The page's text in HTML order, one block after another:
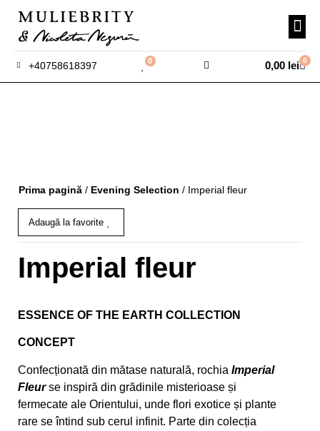
+40758618397 0 0,00 lei 0
Prima pagină / Evening Selection / Imperial fleur
Adaugă la favorite
Imperial fleur
ESSENCE OF THE EARTH COLLECTION
CONCEPT
Confecționată din mătase naturală, rochia Imperial
Fleur se inspiră din grădinile misterioase și
fermecate ale Orientului, unde flori exotice și plante
rare se întind sub cerul infinit. Parte din colecția